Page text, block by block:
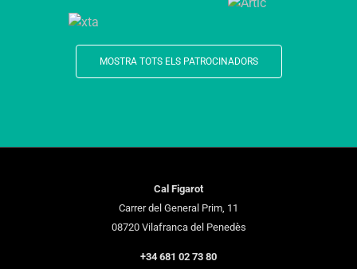
MOSTRA TOTS ELS PATROCINADORS
Cal Figarot
Carrer del General Prim, 11
08720 Vilafranca del Penedès
+34 681 02 73 80